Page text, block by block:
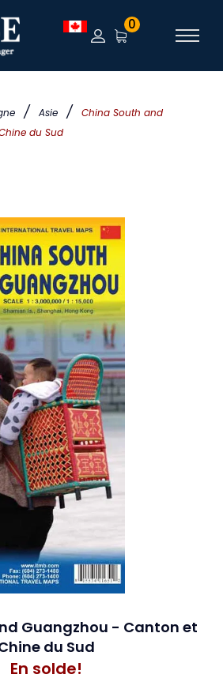
/ Asie /
China South and
du Sud
0
Guangzhou - Canton et
du Sud
En solde!